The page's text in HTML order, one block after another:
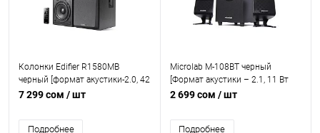
Колонки Edifier R1580MB
черный [формат акустики-2.0, 42
Вт, беспроводной ПДУ,
7 299 сом / шт
Подробнее
Microlab M-108BT черный
[Формат акустики – 2.1, 11 Вт
(2 × 3 Вт + 5 Вт), частотный
соотношение сигнал/шум –
70 дБ, Bluetooth, питание – от
2 699 сом / шт
Подробнее